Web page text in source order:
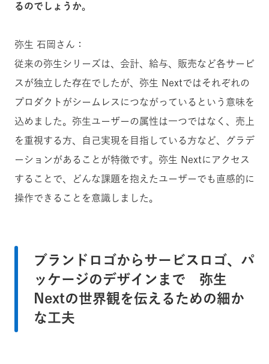
るのでしょうか。
弥生 石岡さん：
従来の弥生シリーズは、会計、給与、販売など各サービ
スが独立した存在でしたが、弥生 Nextではそれぞれの
プロダクトがシームレスにつながっているという意味を
込めました。弥生ユーザーの属性は一つではなく、売上
を重視する方、自己実現を目指している方など、グラデ
ーションがあることが特徴です。弥生 Nextにアクセス
することで、どんな課題を抱えたユーザーでも直感的に
操作できることを意識しました。
ブランドロゴからサービスロゴ、パ
ッケージのデザインまで 弥生
Nextの世界観を伝えるための細か
な工夫